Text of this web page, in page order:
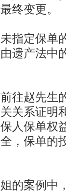
终变更。
定保单
遗产法中
赵先生
关系证明
人保单权
，保单的
案例中